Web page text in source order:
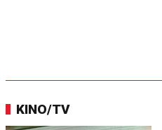
KINO/TV